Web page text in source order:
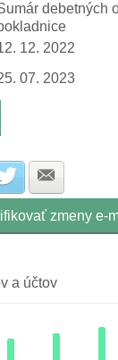
debetných
12. 2022
07. 2023
na LinkedInna Pinterest
Zdielať na
zmeny e-
a účtov